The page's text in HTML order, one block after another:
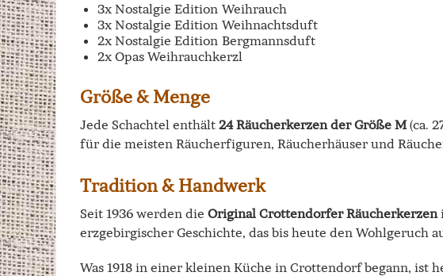
3x Nostalgie Edition Weihrauch
3x Nostalgie Edition Weihnachtsduft
2x Nostalgie Edition Bergmannsduft
2x Opas Weihrauchkerzl
Größe & Menge
Jede Schachtel enthält 24 Räucherkerzen der Größe M(ca.
für die meisten Räucherfiguren, Räucherhäuser und
Tradition & Handwerk
Seit 1936 werden die Original Crottendorfer Räucherkerzen
erzgebirgischer Geschichte, das bis heute den Wohlgeruch
Was 1918 in einer kleinen Küche in Crottendorf begann,